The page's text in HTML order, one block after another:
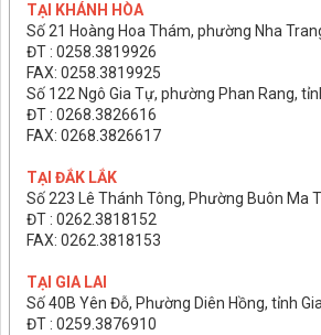
TẠI KHÁNH HÒA
Số 21 Hoàng Hoa Thám, phường Nha
ĐT : 0258.3819926
FAX: 0258.3819925
Số 122 Ngô Gia Tự, phường Phan Rang,
ĐT : 0268.3826616
FAX: 0268.3826617
TẠI ĐẮK LẮK
Số 223 Lê Thánh Tông, Phường Buôn Ma
ĐT : 0262.3818152
FAX: 0262.3818153
TẠI GIA LAI
Số 40B Yên Đỗ, Phường Diên Hồng, tỉnh
ĐT : 0259.3876910